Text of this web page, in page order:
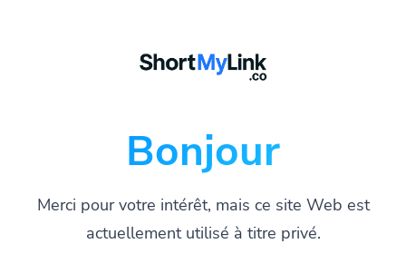
Bonjour
Merci pour votre intérêt, mais ce site Web est
actuellement utilisé à titre privé.